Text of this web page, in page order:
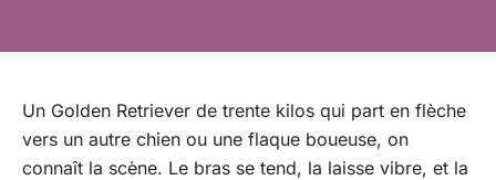
Un Golden Retriever de trente kilos qui part en flèche
vers un autre chien ou une flaque boueuse, on
connaît la scène. Le bras se tend, la laisse vibre, et la